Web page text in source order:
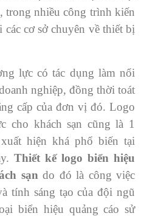
trong nhiều công trình kiến
cơ sở chuyên về thiết bị
lực có tác dụng làm nổi
nghiệp, đồng thời toát
cấp của đơn vị đó. Logo
cho khách sạn cũng là 1
hiện khá phổ biến tại
Thiết kế logo biển hiệu
sạn do đó là công việc
tính sáng tạo của đội ngũ
biển hiệu quảng cáo sử